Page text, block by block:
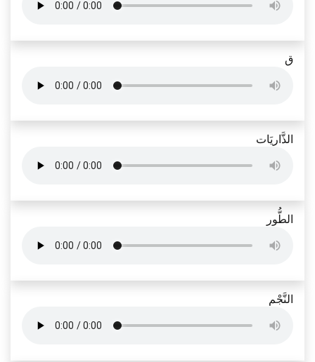
ق
الذَّاريَات
الطُّور
النَّجْم